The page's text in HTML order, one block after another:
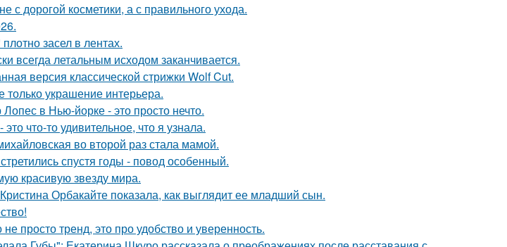
с дорогой косметики, а с правильного ухода.
засел в лентах.
всегда летальным исходом заканчивается.
версия классической стрижки Wolf Cut.
украшение интерьера.
в Нью-йорке - это просто нечто.
что-то удивительное, что я узнала.
во второй раз стала мамой.
спустя годы - повод особенный.
красивую звезду мира.
Орбакайте показала, как выглядит ее младший сын.
просто тренд, это про удобство и уверенность.